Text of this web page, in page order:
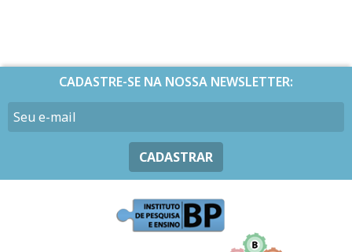
CADASTRE-SE NA NOSSA NEWSLETTER:
CADASTRAR